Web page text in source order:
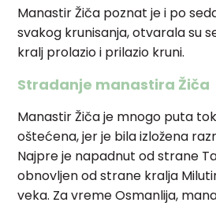
Manastir Žiča poznat je i po
svakog krunisanja, otvarala su
kralj prolazio i prilazio kruni.
Stradanje manastira Žiča
Manastir Žiča je mnogo puta
oštećena, jer je bila izložena
Najpre je napadnut od strane
obnovljen od strane kralja
veka. Za vreme Osmanlija,